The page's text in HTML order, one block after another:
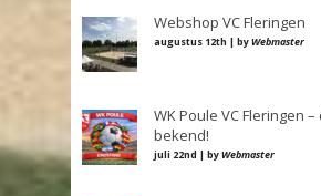
Webshop VC Fleringen
augustus 12th | byWebmaster
WK Poule VC Fleringen
bekend!
juli 22nd | byWebmaster